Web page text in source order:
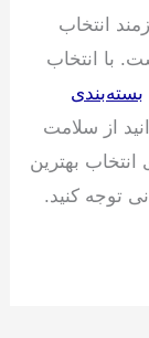
انتخاب
با انتخاب
بسته‌بندی
از سلامت
بهترین
توجه کنید.